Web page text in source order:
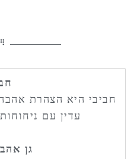
חביבי היא הצהרת
עדין עם
גן